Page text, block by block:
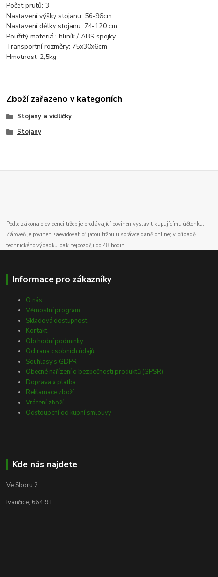
Počet prutů: 3
Nastavení výšky stojanu: 56-96cm
Nastavení délky stojanu: 74-120 cm
Použitý materiál: hliník / ABS spojky
Transportní rozměry: 75x30x6cm
Hmotnost: 2,5kg
Zboží zařazeno v kategoriích
Stojany a vidličky
Stojany
Podle zákona o evidenci tržeb je prodávající povinen vystavit kupujícímu účtenku.
Zároveň je povinen zaevidovat přijatou tržbu u správce daně online; v případě
technického výpadku pak nejpozději do 48 hodin.
Informace pro zákazníky
O nás
Věrnostní program
Skladová dostupnost
Kontakt
Obchodní podmínky
Ochrana osobních údajů
Souhlasy s GDPR
Obecné nařízení o bezpečnosti produktů (GPSR)
Doprava a platba
Reklamace zboží
Vrácení zboží
Odstoupení od kupní smlouvy
Kde nás najdete
Ve Sboru 2
Ivančice, 664 91